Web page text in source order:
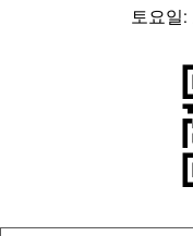
토요일: